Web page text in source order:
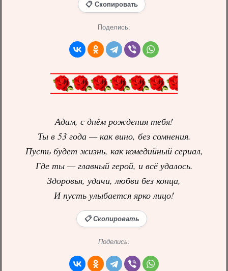
📋 Скопировать
Поделись:
Адам, с днём рождения тебя!
Ты в 53 года — как вино, без сомнения.
Пусть будет жизнь, как комедийный сериал,
Где ты — главный герой, и всё удалось.
Здоровья, удачи, любви без конца,
И пусть улыбается ярко лицо!
📋 Скопировать
Поделись: